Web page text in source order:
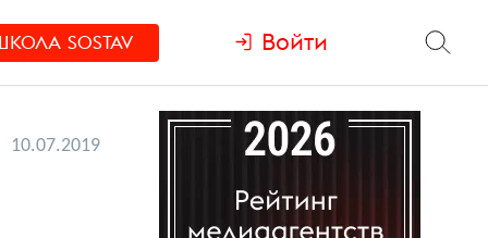
SOSTAV Войти
10.07.2019